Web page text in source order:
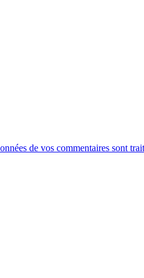
de vos commentaires sont